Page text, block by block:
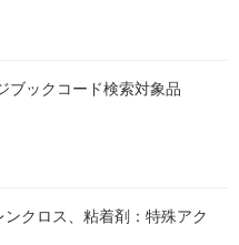
ブックコード検索対象品
クロス、粘着剤：特殊アク